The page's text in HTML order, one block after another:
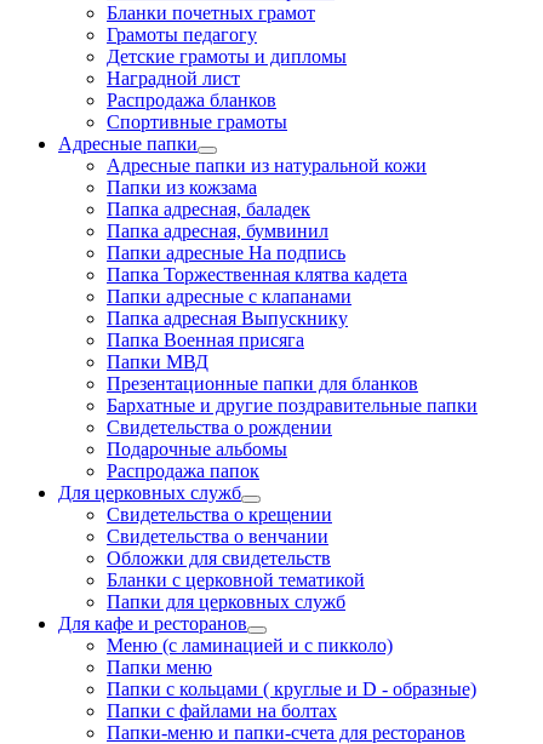
Бланки почетных грамот
Грамоты педагогу
Детские грамоты и дипломы
Наградной лист
Распродажа бланков
Спортивные грамоты
Адресные папки
Адресные папки из натуральной кожи
Папки из кожзама
Папка адресная, баладек
Папка адресная, бумвинил
Папки адресные На подпись
Папка Торжественная клятва кадета
Папки адресные с клапанами
Папка адресная Выпускнику
Папка Военная присяга
Папки МВД
Презентационные папки для бланков
Бархатные и другие поздравительные папки
Свидетельства о рождении
Подарочные альбомы
Распродажа папок
Для церковных служб
Свидетельства о крещении
Свидетельства о венчании
Обложки для свидетельств
Бланки с церковной тематикой
Папки для церковных служб
Для кафе и ресторанов
Меню (с ламинацией и с пикколо)
Папки меню
Папки с кольцами ( круглые и D - образные)
Папки с файлами на болтах
Папки-меню и папки-счета для ресторанов